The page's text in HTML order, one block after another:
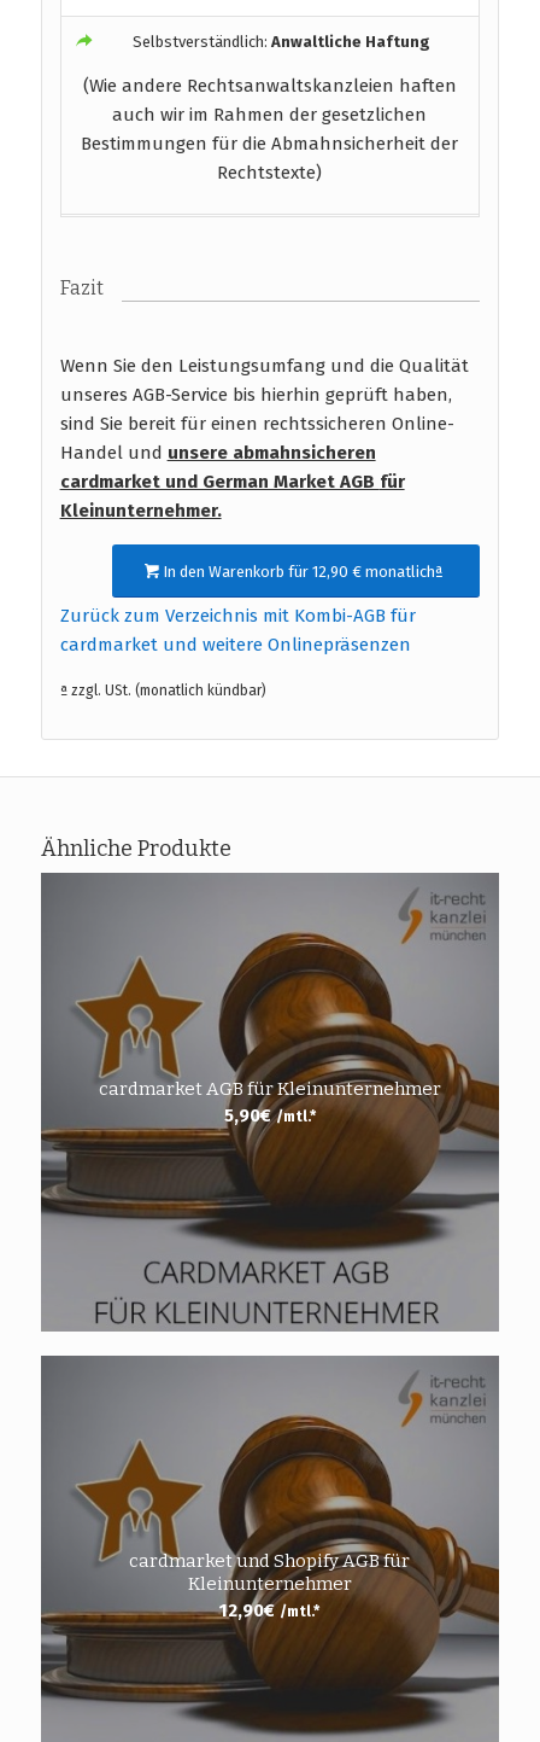
Selbstverständlich:Anwaltliche Haftung
(Wie andere Rechtsanwaltskanzleien haften
auch wir im Rahmen der gesetzlichen
Bestimmungen für die Abmahnsicherheit der
Rechtstexte)
Fazit
Wenn Sie den Leistungsumfang und die Qualität
unseres AGB-Service bis hierhin geprüft haben,
sind Sie bereit für einen rechtssicheren Online-
Handel und unsere abmahnsicheren
cardmarket und German Market AGB für
Kleinunternehmer.
In den Warenkorb für 12,90 € monatlichª
Zurück zum Verzeichnis mit Kombi-AGB für
cardmarket und weitere Onlinepräsenzen
ª zzgl. USt. (monatlich kündbar)
Ähnliche Produkte
cardmarket AGB für Kleinunternehmer
5,90€ /mtl.*
cardmarket und Shopify AGB für
Kleinunternehmer
12,90€ /mtl.*